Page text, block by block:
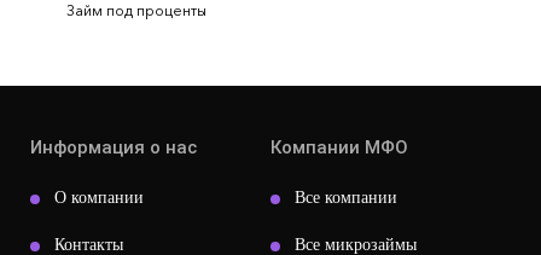
Займ под проценты
Информация о нас
О компании
Контакты
Компании МФО
Все компании
Все микрозаймы